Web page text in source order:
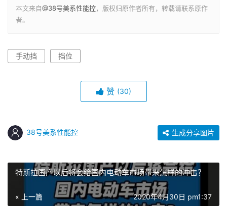
本文来自@38号美系性能控，版权归原作者所有，转载请联系原作
者。
手动挡 挡位
赞 (30)
38号美系性能控 生成分享图片
特斯拉国产以后将会给国内电动车市场带来怎样的冲击？
« 上一篇 2020年4月30日 pm1:37